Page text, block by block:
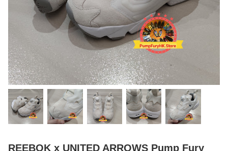
REEBOK x UNITED ARROWS Pump Fury